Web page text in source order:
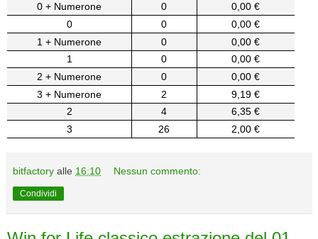
0 + Numerone
0
0,00 €
0
0
0,00 €
1 + Numerone
0
0,00 €
1
0
0,00 €
2 + Numerone
0
0,00 €
3 + Numerone
2
9,19 €
2
4
6,35 €
3
26 2,00 €
bitfactory alle 16:10 Nessun commento:
Condividi